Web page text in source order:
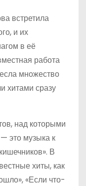
встретила
и их
в её
работа
множество
хитами сразу
над которыми
это музыка к
В
хиты, как
«Если что-